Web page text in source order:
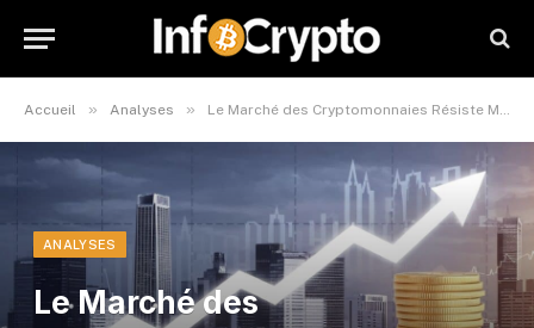
Accueil » Analyses » Le Marché des Cryptomonnaies Résiste Malgré le Ralentissement des Investisseurs Particuliers
ANALYSES
Le Marché des